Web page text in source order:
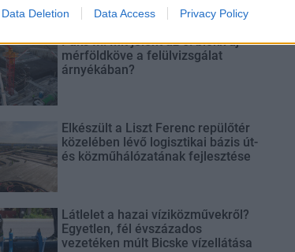
Data Deletion Data Access Privacy Policy
Paks II.: Mit jelent az 5. blokk új
mérföldköve a felülvizsgálat
árnyékában?
Elkészült a Liszt Ferenc repülőtér
közelében lévő logisztikai bázis út-
és közműhálózatának fejlesztése
Látlelet a hazai víziközművekről?
Egyetlen, fél évszázados
vezetéken múlt Bicske vízellátása